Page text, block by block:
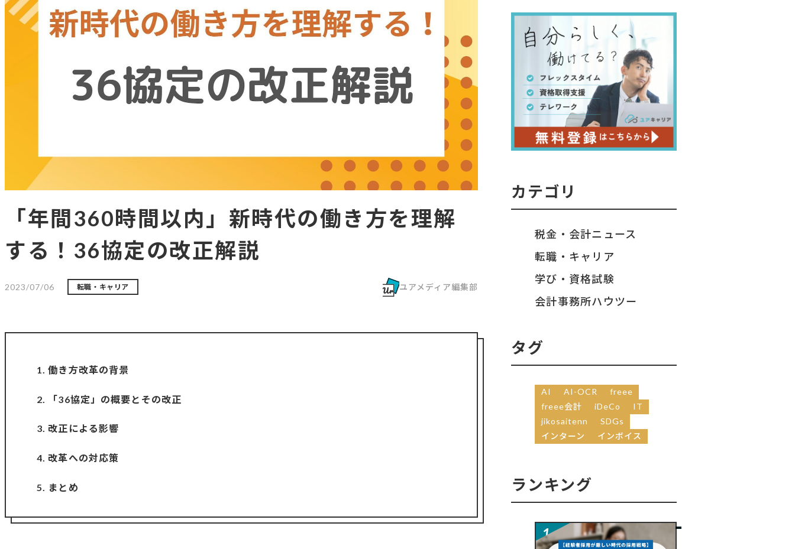
「年間360時間以内」新時代の働き方を理解
する！36協定の改正解説
2023/07/06 転職・キャリア ユアメディア編集部
1. 働き方改革の背景
2. 「36協定」の概要とその改正
3. 改正による影響
4. 改革への対応策
5. まとめ
カテゴリ
税金・会計ニュース
転職・キャリア
学び・資格試験
会計事務所ハウツー
タグ
AI AI-OCR
freee
freee会計
iDeCo
IT
jikosaitenn
SDGs
インターン
インボイス
ランキング